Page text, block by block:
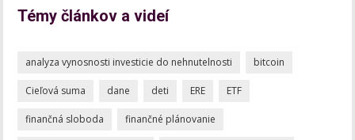
Témy článkov a videí
analyza vynosnosti investicie do nehnutelnosti bitcoin
Cieľová suma dane deti ERE ETF
finančná sloboda finančné plánovanie